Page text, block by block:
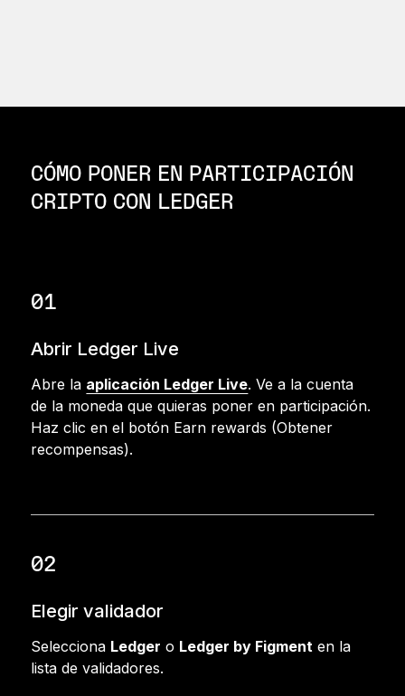
CÓMO PONER EN PARTICIPACIÓN
CRIPTO CON LEDGER
01
Abrir Ledger Live
Abre la aplicación Ledger Live. Ve a la cuenta
de la moneda que quieras poner en participación.
Haz clic en el botón Earn rewards (Obtener
recompensas).
02
Elegir validador
Selecciona Ledger o Ledger by Figment en la
lista de validadores.